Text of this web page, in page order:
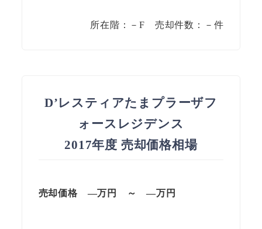
所在階：－F 売却件数：－件
D’レスティアたまプラーザフ
ォースレジデンス
2017年度 売却価格相場
売却価格 —万円 ～ —万円